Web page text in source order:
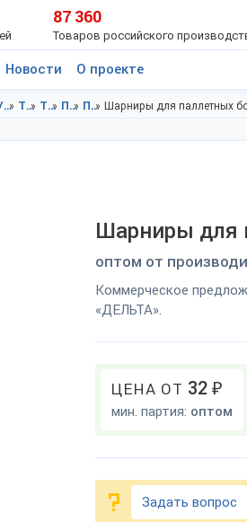
87 360
Товаров российского
Новости О проекте
Упаковка в г.Санкт-Петербург Тара в Ленинградская область Тара в г.Санкт-Петербург Паллеты в Ленинградская область Паллеты в г.Санкт-Петербург Шарниры для паллетных
Шарниры для
оптом от
Коммерческое
«ДЕЛЬТА».
ЦЕНА ОТ 32 ₽
мин. партия: оптом
Задать вопрос